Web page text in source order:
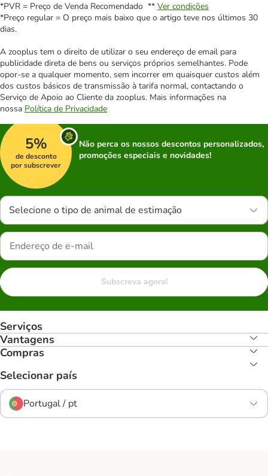
*PVR = Preço de Venda Recomendado ** Ver condições
*Preço regular = O preço mais baixo que o artigo teve nos últimos 30
dias.
A zooplus tem o direito de utilizar o seu endereço de email para
publicidade direta de bens ou serviços próprios semelhantes. Pode
opor-se a qualquer momento, sem incorrer em quaisquer custos além
dos custos básicos de transmissão à tarifa normal, contactando o
Serviço de Apoio ao Cliente da zooplus. Mais informações na
nossa Política de Privacidade
5%
de desconto
por subscrever
Não perca os nossos descontos personalizados,
promoções especiais e novidades!
Selecione o tipo de animal de estimação
Subscreva agora!
Serviços
Vantagens
Compras
Selecionar país
Portugal / pt